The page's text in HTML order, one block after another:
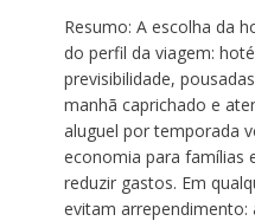
Resumo: A escolha da
do perfil da viagem:
previsibilidade,
manhã caprichado e
aluguel por temporada
economia para famílias
reduzir gastos. Em
evitam arrependimento: